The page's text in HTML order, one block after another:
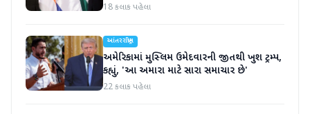
18 કલાક પહેલા
આંતરરાષ્ટ્રીય
અમેરિકામાં મુસ્લિમ ઉમેદવારની જીતથી ખુશ ટ્રમ્પ,
કહ્યું, 'આ અમારા માટે સારા સમાચાર છે'
22 કલાક પહેલા